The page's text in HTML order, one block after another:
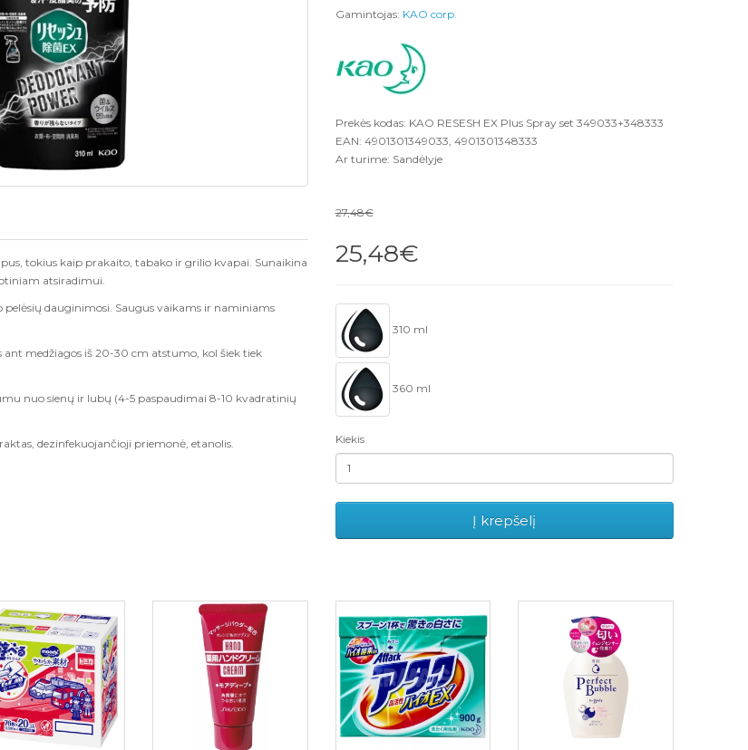
tokius kaip prakaito, tabako ir grilio kvapai. Sunaikina
atsiradimui.
pelėsių dauginimosi. Saugus vaikams ir naminiams
medžiagos iš 20-30 cm atstumo, kol šiek tiek
nuo sienų ir lubų (4-5 paspaudimai 8-10 kvadratinių
dezinfekuojančioji priemonė, etanolis.
Gamintojas: KAO corp.
Prekės kodas: KAO RESESH EX Plus Spray set 349033+348333
EAN: 4901301349033, 4901301348333
Ar turime: Sandėlyje
27,48€
25,48€
310 ml
360 ml
Kiekis
Į krepšelį